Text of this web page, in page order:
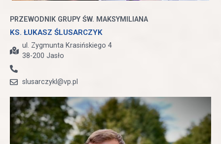
PRZEWODNIK GRUPY ŚW. MAKSYMILIANA
KS. ŁUKASZ ŚLUSARCZYK
ul. Zygmunta Krasińskiego 4
38-200 Jasło
slusarczykl@vp.pl